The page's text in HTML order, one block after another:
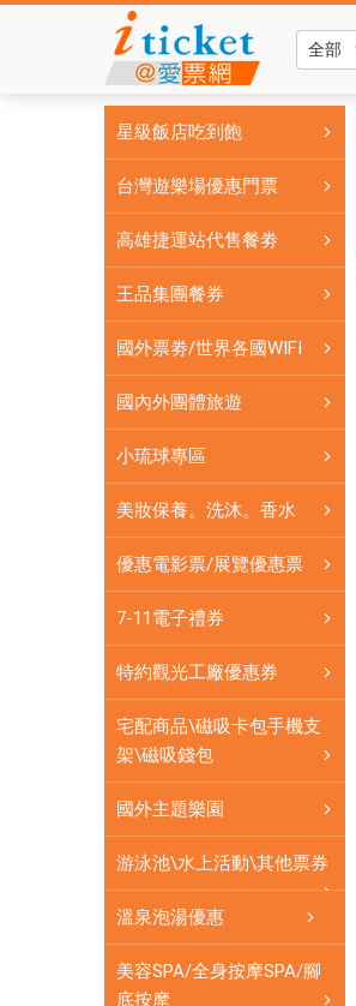
上
台
中
和
有
實
門
票
券
可
即
用
星級飯店吃到飽
台灣遊樂場優惠門票
高雄捷運站代售餐劵
王品集團餐券
國外票劵/世界各國WIFI
國內外團體旅遊
小琉球專區
美妝保養。洗沐。香水
優惠電影票/展覽優惠票
7-11電子禮券
特約觀光工廠優惠券
宅配商品\磁吸卡包手機支
架\磁吸錢包
國外主題樂園
游泳池\水上活動\其他票券
溫泉泡湯優惠
美容SPA/全身按摩SPA/腳
底按摩